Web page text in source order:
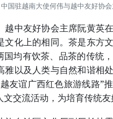
中国驻越南大使何伟与越中友好协会
越中友好协会主席阮黄英
文化上的相同。茶是东方
国均有饮茶、品茶的传统
雅以及人类与自然和谐相
友谊广西红色旅游线路”
交流活动，为培育传统友